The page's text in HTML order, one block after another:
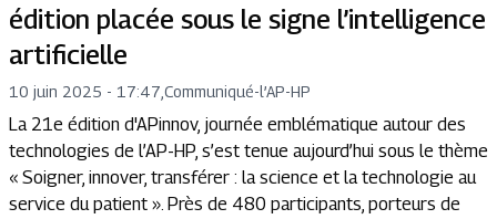
édition placée sous le signe l’intelligence
artificielle
10 juin 2025 - 17:47 Communiqué-l’AP-HP
La 21e édition d'APinnov, journée emblématique autour des
technologies de l’AP-HP, s’est tenue aujourd’hui sous le thème
« Soigner, innover, transférer : la science et la technologie au
service du patient ». Près de 480 participants, porteurs de